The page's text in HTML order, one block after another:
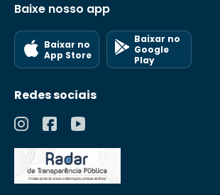
Baixe nosso app
Baixar no
App Store
Baixar no
Google
Play
Redes sociais